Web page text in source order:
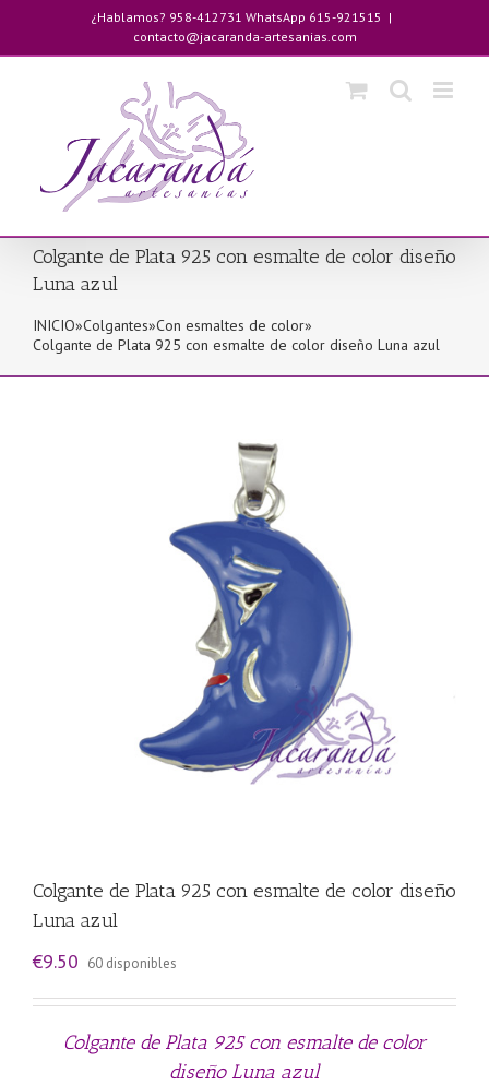
contenido
¿Hablamos? 958-412731 WhatsApp 615-921515 |
contacto@jacaranda-artesanias.com
Colgante de Plata 925 con esmalte de color diseño
Luna azul
INICIO»Colgantes»Con esmaltes de color»
Colgante de Plata 925 con esmalte de color diseño Luna azul
Colgante de Plata 925 con esmalte de color diseño
Luna azul
€9.50 60 disponibles
Colgante de Plata 925 con esmalte de color
diseño Luna azul